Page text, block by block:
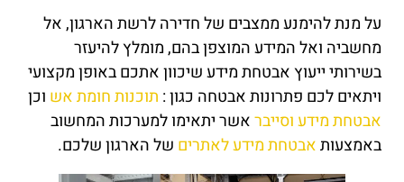
על מנת להימנע ממצבים של חדירה לרשת הארגון, אל
מחשביה ואל המידע המוצפן בהם, מומלץ להיעזר
בשירותי ייעוץ אבטחת מידע שיכוון אתכם באופן מקצועי
ויתאים לכם פתרונות אבטחה כגון : תוכנות חומת אש וכן
אבטחת מידע וסייבראשר יתאימו למערכות המחשוב
באמצעותאבטחת מידע לאתרים של הארגון שלכם.